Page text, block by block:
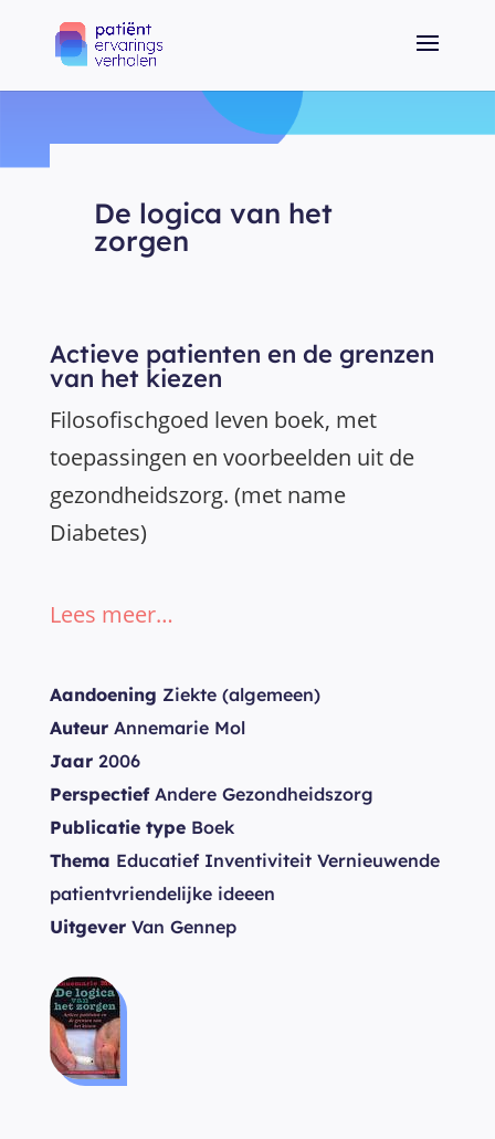
De logica van het
zorgen
Actieve patienten en de grenzen
van het kiezen
Filosofischgoed leven boek, met
toepassingen en voorbeelden uit de
gezondheidszorg. (met name
Diabetes)
Lees meer…
Aandoening Ziekte (algemeen)
Auteur Annemarie Mol
Jaar 2006
PerspectiefAndere Gezondheidszorg
Publicatie type Boek
Thema Educatief Inventiviteit Vernieuwende
patientvriendelijke ideeen
Uitgever Van Gennep